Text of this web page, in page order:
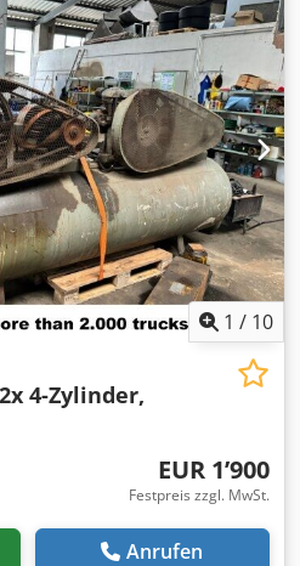
1 / 10
4-Zylinder,
EUR 1’900
Festpreis zzgl. MwSt.
Anrufen